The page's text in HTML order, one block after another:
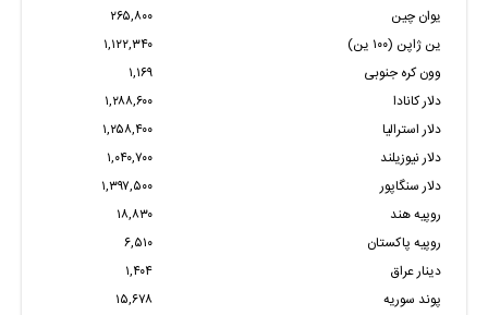
یوان چین
۲۶۵,۸۰۰
ین ژاپن (۱۰۰ ین)
۱,۱۲۲,۳۴۰
وون کره جنوبی
۱,۱۶۹
دلار کانادا
۱,۲۸۸,۶۰۰
دلار استرالیا
۱,۲۵۸,۴۰۰
دلار نیوزیلند
۱,۰۴۰,۷۰۰
دلار سنگاپور
۱,۳۹۷,۵۰۰
روپیه هند
۱۸,۸۳۰
روپیه پاکستان
۶,۵۱۰
دینار عراق
۱,۴۰۴
پوند سوریه
۱۵,۶۷۸